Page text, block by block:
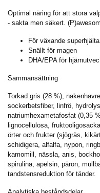
Optimal näring för att stora
- sakta men säkert.
För växande
Snällt för magen
DHA/EPA för
Sammansättning
Torkad gris (28 %),
sockerbetsfiber, linfrö,
natriumhexametafosfat (0,35
lignocellulosa,
örter och frukter (sjögräs,
schidigera, alfalfa, nypon,
kamomill, nässla, anis,
spirulina, apelsin, päron,
tandstensreduktion för tänder.